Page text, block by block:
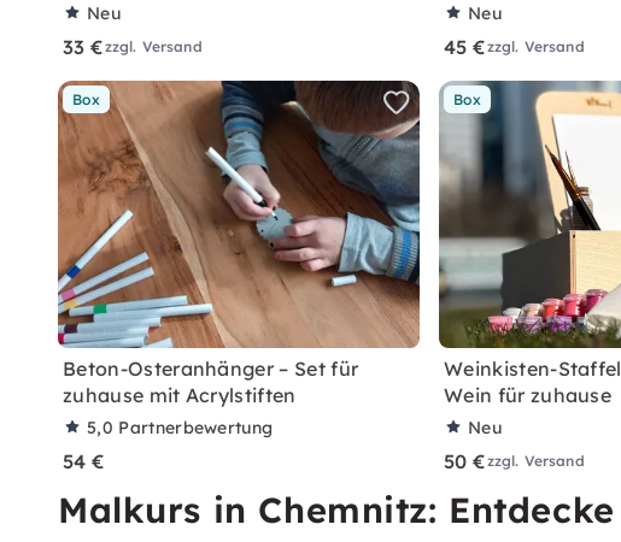
Neu
33 €zzgl. Versand
Neu
45 €zzgl. Versand
Box
Beton-Osteranhänger – Set für
zuhause mit Acrylstiften
5,0 Partnerbewertung
54 €
Box
Weinkisten-
Wein für zuhause
Neu
50 €zzgl. Versand
Malkurs in Chemnitz: